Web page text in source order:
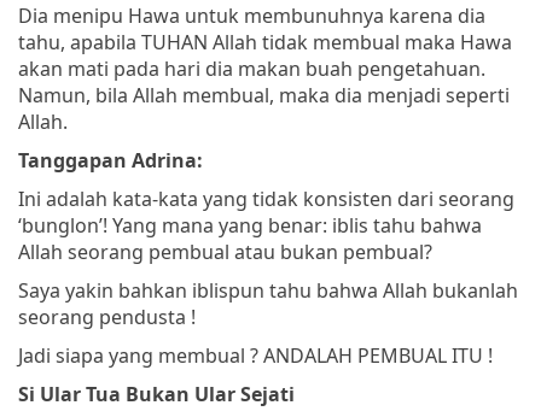
Dia menipu Hawa untuk membunuhnya karena dia
tahu, apabila TUHAN Allah tidak membual maka Hawa
akan mati pada hari dia makan buah pengetahuan.
Namun, bila Allah membual, maka dia menjadi seperti
Allah.
Tanggapan Adrina:
Ini adalah kata-kata yang tidak konsisten dari seorang
‘bunglon’! Yang mana yang benar: iblis tahu bahwa
Allah seorang pembual atau bukan pembual?
Saya yakin bahkan iblispun tahu bahwa Allah bukanlah
seorang pendusta !
Jadi siapa yang membual ? ANDALAH PEMBUAL ITU !
Si Ular Tua Bukan Ular Sejati